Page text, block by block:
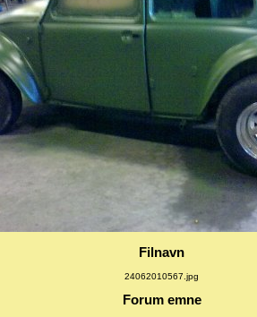
Filnavn
24062010567.jpg
Forum emne